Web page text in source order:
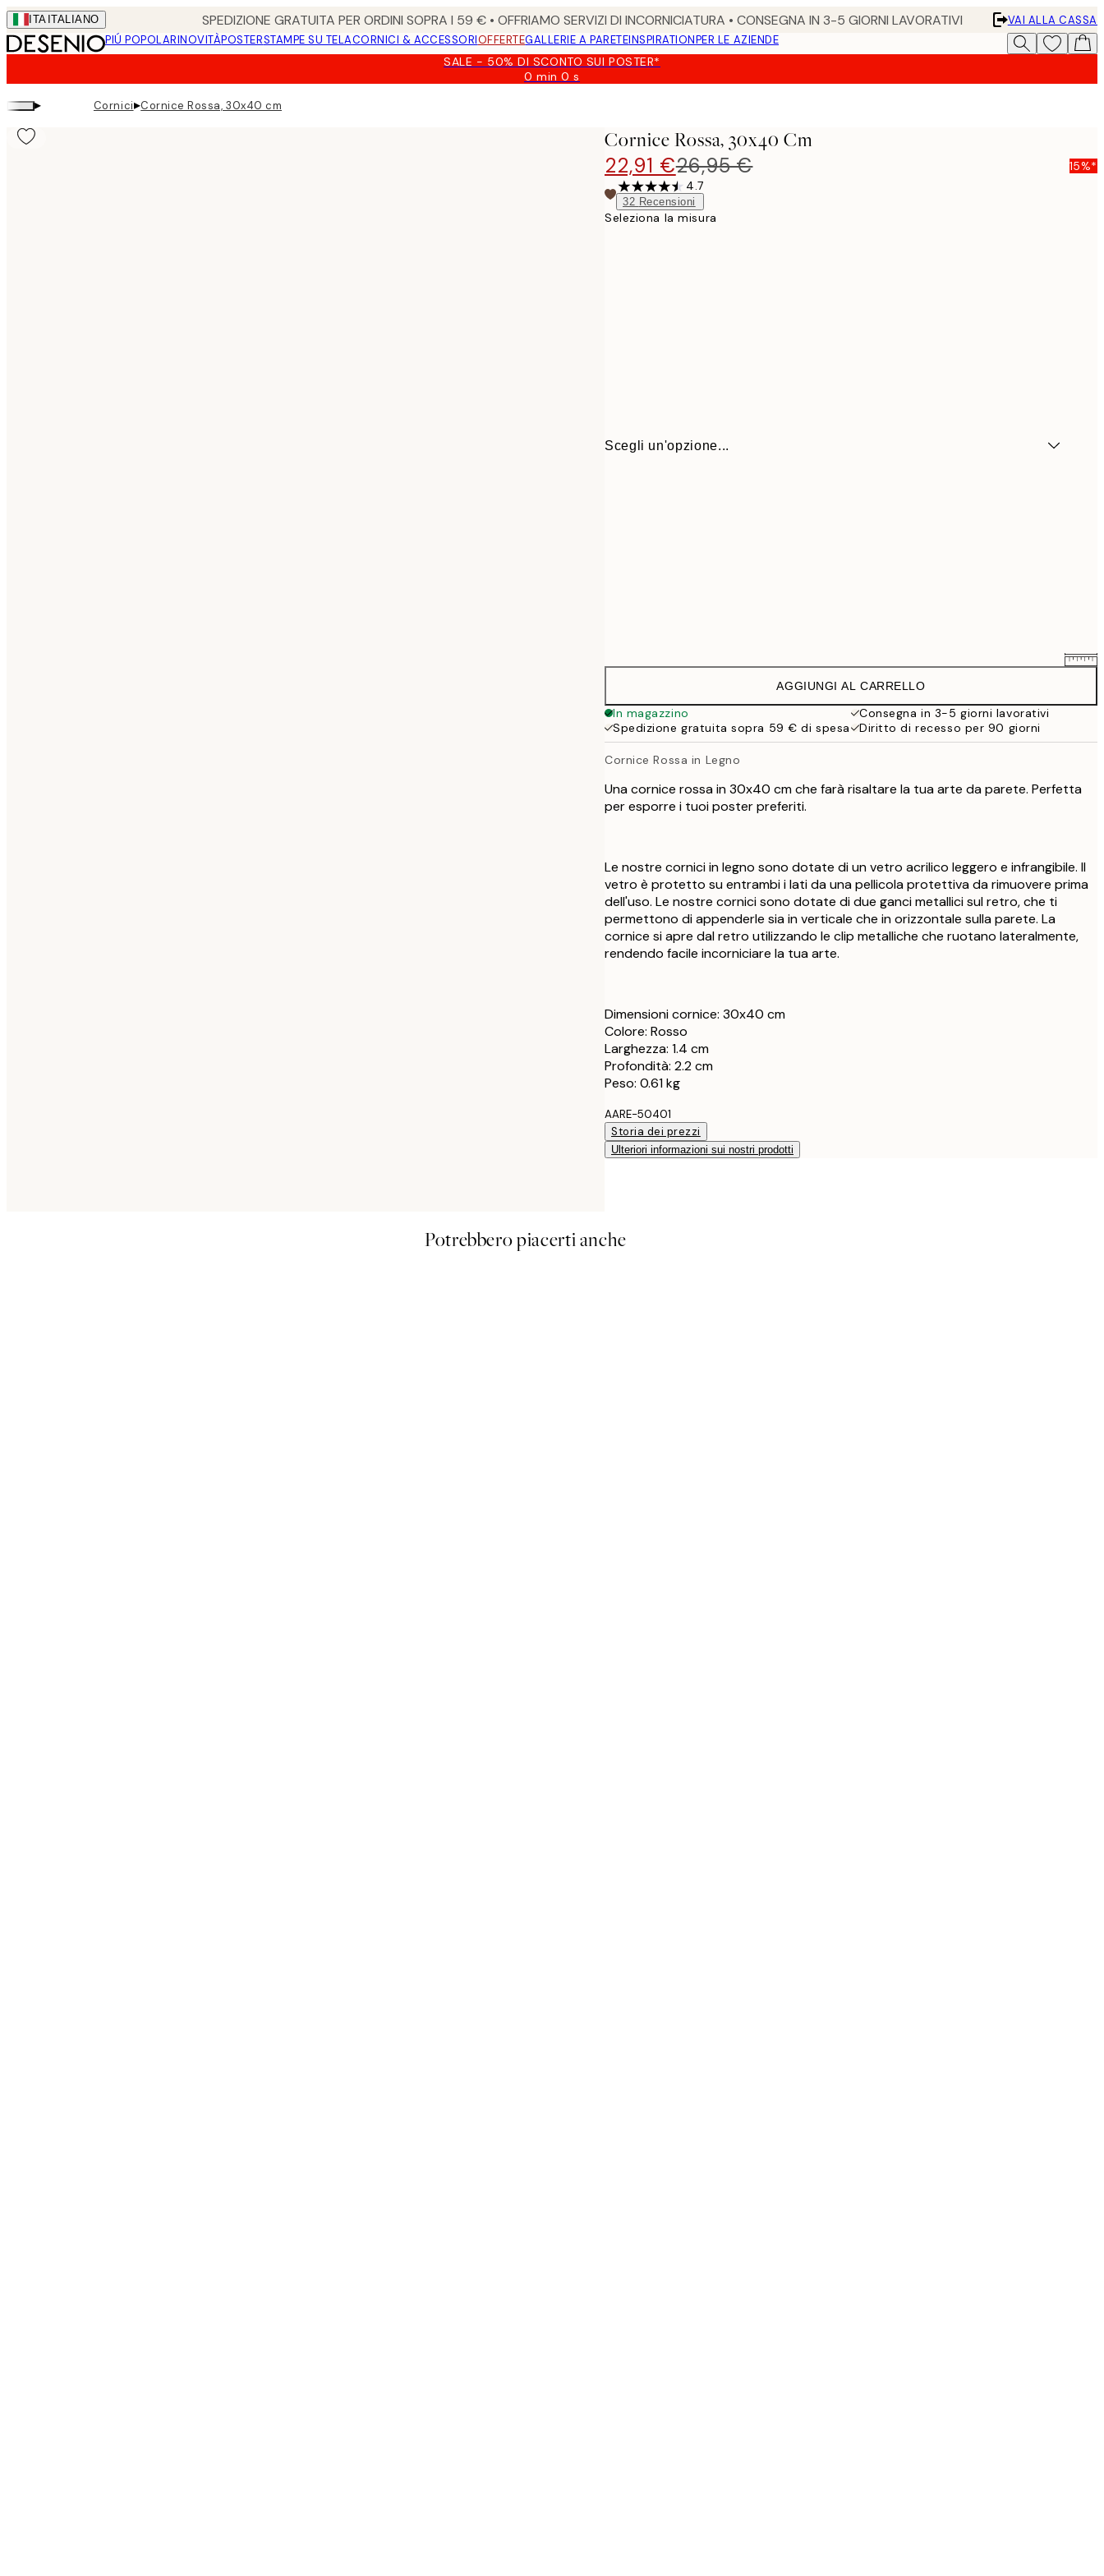
Skip
to
main
ITA ITALIANO SPEDIZIONE GRATUITA PER ORDINI SOPRA I 59 € • OFFRIAMO SERVIZI DI INCORNICIATURA • CONSEGNA IN 3-5 GIORNI LAVORATIVI
VAI ALLA CASSA
PIÚ POPOLARINOVITÀPOSTERSTAMPE SU TELACORNICI & ACCESSORIOFFERTEGALLERIE A PARETEINSPIRATIONPER LE AZIENDE
SALE - 50% DI SCONTO SUI POSTER*
0 min0 s
Valido
▸ Cornici▸Cornice Rossa, 30x40 cm
Cornice Rossa, 30x40 Cm
22,91 €26,95 €
15%*
4.7
32 Recensioni
Seleziona la misura
Scegli un'opzione...
26,95 €
50x70 cm
45,95 €
AGGIUNGI AL CARRELLO
In magazzino
Consegna in 3-5 giorni lavorativi
Spedizione gratuita sopra 59 € di spesa
Diritto di recesso per 90 giorni
Cornice Rossa in Legno
Una cornice rossa in 30x40 cm che farà risaltare la tua arte da parete. Perfetta
per esporre i tuoi poster preferiti.
Le nostre cornici in legno sono dotate di un vetro acrilico leggero e infrangibile. Il
vetro è protetto su entrambi i lati da una pellicola protettiva da rimuovere prima
dell'uso. Le nostre cornici sono dotate di due ganci metallici sul retro, che ti
permettono di appenderle sia in verticale che in orizzontale sulla parete. La
cornice si apre dal retro utilizzando le clip metalliche che ruotano lateralmente,
rendendo facile incorniciare la tua arte.
Dimensioni cornice: 30x40 cm
Colore: Rosso
Larghezza: 1.4 cm
Profondità: 2.2 cm
Peso: 0.61 kg
AARE-50401
Storia dei prezzi
Ulteriori informazioni sui nostri prodotti
Potrebbero piacerti anche